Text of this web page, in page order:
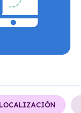
LOCALIZACIÓN